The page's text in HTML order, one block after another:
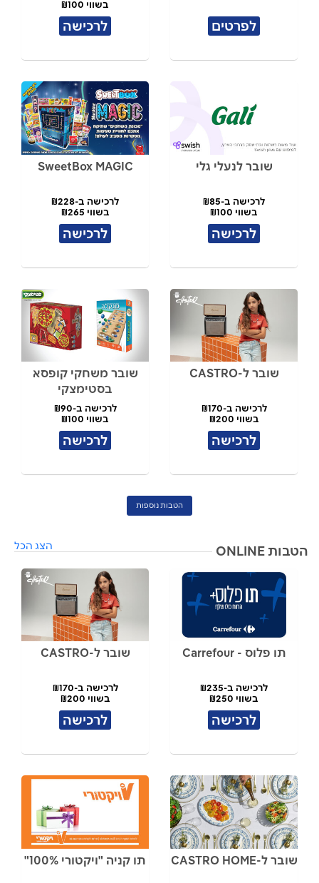
לפרטים
בשווי ₪100
לרכישה
שובר לנעלי גלי
לרכישה ב-₪85
בשווי ₪100
לרכישה
SweetBox MAGIC
לרכישה ב-₪228
בשווי ₪265
לרכישה
שובר ל-CASTRO
לרכישה ב-₪170
בשווי ₪200
לרכישה
שובר משחקי קופסא
בסטימצקי
לרכישה ב-₪90
בשווי ₪100
לרכישה
הטבות נוספות
הטבות ONLINE הצג הכל
תו פלוס - Carrefour
לרכישה ב-₪235
בשווי ₪250
לרכישה
שובר ל-CASTRO
לרכישה ב-₪170
בשווי ₪200
לרכישה
שובר ל-CASTRO HOME תו קניה "ויקטורי 100%"